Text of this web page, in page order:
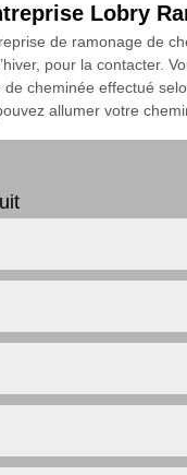
Lobry
de ramonage de
pour la contacter.
cheminée effectué
allumer votre